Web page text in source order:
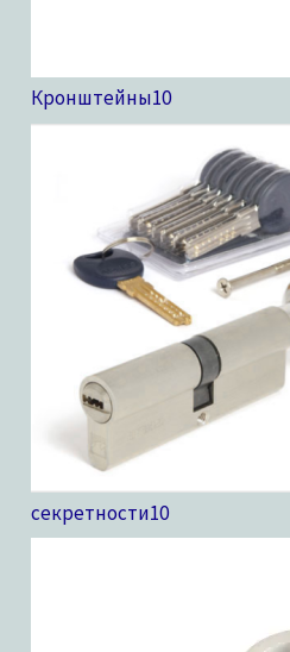
Кронштейны10
секретности10